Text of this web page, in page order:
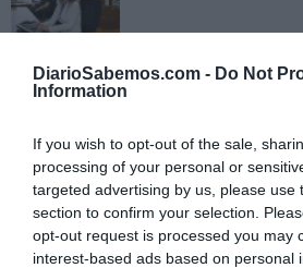
DiarioSabemos.com - Do Not
Information
If you wish to opt-out of the sale,
processing of your personal or
targeted advertising by us, please use
section to confirm your selection.
opt-out request is processed you may
interest-based ads based on personal
Al mismo tiempo que
Sastre llegan a casa
secuestros en Siria